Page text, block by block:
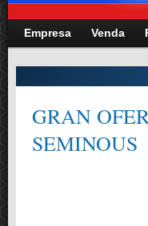
Empresa Venda
GRAN
SEMINOUS